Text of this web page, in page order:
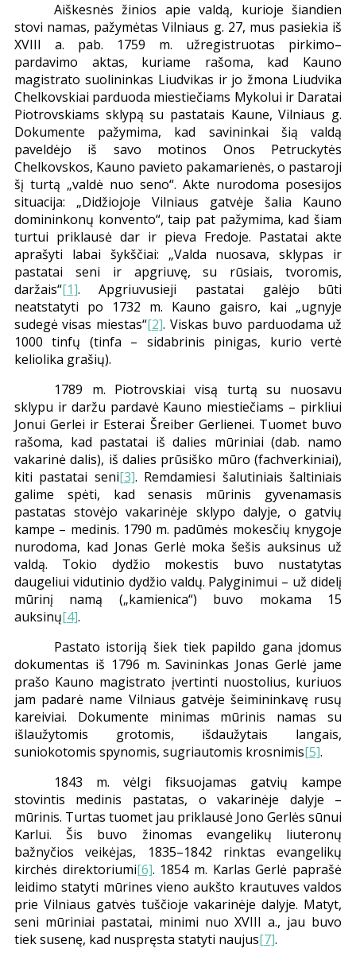
Aiškesnės žinios apie valdą, kurioje šiandien
stovi namas, pažymėtas Vilniaus g. 27, mus pasiekia iš
XVIII a. pab. 1759 m. užregistruotas pirkimo–
pardavimo aktas, kuriame rašoma, kad Kauno
magistrato suolininkas Liudvikas ir jo žmona Liudvika
Chelkovskiai parduoda miestiečiams Mykolui ir Daratai
Piotrovskiams sklypą su pastatais Kaune, Vilniaus g.
Dokumente pažymima, kad savininkai šią valdą
paveldėjo iš savo motinos Onos Petruckytės
Chelkovskos, Kauno pavieto pakamarienės, o pastaroji
šį turtą „valdė nuo seno“. Akte nurodoma posesijos
situacija: „Didžiojoje Vilniaus gatvėje šalia Kauno
domininkonų konvento“, taip pat pažymima, kad šiam
turtui priklausė dar ir pieva Fredoje. Pastatai akte
aprašyti labai šykščiai: „Valda nuosava, sklypas ir
pastatai seni ir apgriuvę, su rūsiais, tvoromis,
daržais“[1]. Apgriuvusieji pastatai galėjo būti
neatstatyti po 1732 m. Kauno gaisro, kai „ugnyje
sudegė visas miestas“[2]. Viskas buvo parduodama už
1000 tinfų (tinfa – sidabrinis pinigas, kurio vertė
keliolika grašių).
1789 m. Piotrovskiai visą turtą su nuosavu
sklypu ir daržu pardavė Kauno miestiečiams – pirkliui
Jonui Gerlei ir Esterai Šreiber Gerlienei. Tuomet buvo
rašoma, kad pastatai iš dalies mūriniai (dab. namo
vakarinė dalis), iš dalies prūsiško mūro (fachverkiniai),
kiti pastatai seni[3]. Remdamiesi šalutiniais šaltiniais
galime spėti, kad senasis mūrinis gyvenamasis
pastatas stovėjo vakarinėje sklypo dalyje, o gatvių
kampe – medinis. 1790 m. padūmės mokesčių knygoje
nurodoma, kad Jonas Gerlė moka šešis auksinus už
valdą. Tokio dydžio mokestis buvo nustatytas
daugeliui vidutinio dydžio valdų. Palyginimui – už didelį
mūrinį namą („kamienica“) buvo mokama 15
auksinų[4].
Pastato istoriją šiek tiek papildo gana įdomus
dokumentas iš 1796 m. Savininkas Jonas Gerlė jame
prašo Kauno magistrato įvertinti nuostolius, kuriuos
jam padarė name Vilniaus gatvėje šeimininkavę rusų
kareiviai. Dokumente minimas mūrinis namas su
išlaužytomis grotomis, išdaužytais langais,
suniokotomis spynomis, sugriautomis krosnimis[5].
1843 m. vėlgi fiksuojamas gatvių kampe
stovintis medinis pastatas, o vakarinėje dalyje –
mūrinis. Turtas tuomet jau priklausė Jono Gerlės sūnui
Karlui. Šis buvo žinomas evangelikų liuteronų
bažnyčios veikėjas, 1835–1842 rinktas evangelikų
kirchės direktoriumi[6]. 1854 m. Karlas Gerlė paprašė
leidimo statyti mūrines vieno aukšto krautuves valdos
prie Vilniaus gatvės tuščioje vakarinėje dalyje. Matyt,
seni mūriniai pastatai, minimi nuo XVIII a., jau buvo
tiek susenę, kad nuspręsta statyti naujus[7].